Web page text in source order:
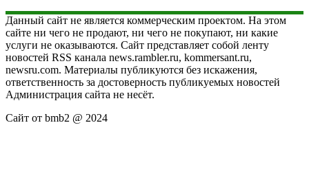
Данный сайт не является коммерческим проектом. На этом
сайте ни чего не продают, ни чего не покупают, ни какие
услуги не оказываются. Сайт представляет собой ленту
новостей RSS канала news.rambler.ru, kommersant.ru,
newsru.com. Материалы публикуются без искажения,
ответственность за достоверность публикуемых новостей
Администрация сайта не несёт.
Сайт от bmb2 @ 2024